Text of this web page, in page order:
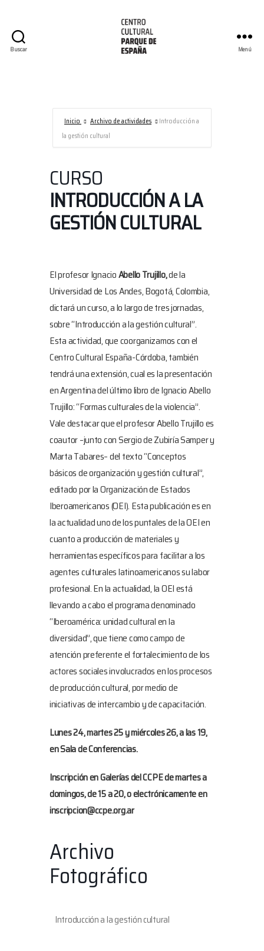
Buscar
España/AECID
Menú
Inicio Archivo de actividades
Introducción a
la gestión cultural
CURSO
INTRODUCCIÓN A LA
GESTIÓN CULTURAL
El profesor IgnacioAbello Trujillo,de la
Universidad de Los Andes, Bogotá, Colombia,
dictará un curso, a lo largo de tres jornadas,
sobre “Introducción a la gestión cultural”.
Esta actividad, que coorganizamos con el
Centro Cultural España-Córdoba, también
tendrá una extensión, cual es la presentación
en Argentina del último libro de Ignacio Abello
Trujillo: “Formas culturales de la violencia”.
Vale destacar que el profesor Abello Trujillo es
coautor –junto con Sergio de Zubiría Samper y
Marta Tabares– del texto “Conceptos
básicos de organización y gestión cultural”,
editado por la Organización de Estados
Iberoamericanos (OEI). Esta publicación es en
la actualidad uno de los puntales de la OEI en
cuanto a producción de materiales y
herramientas específicos para facilitar a los
agentes culturales latinoamericanos su labor
profesional. En la actualidad, la OEI está
llevando a cabo el programa denominado
“Iberoamérica: unidad cultural en la
diversidad”, que tiene como campo de
atención preferente el fortalecimiento de los
actores sociales involucrados en los procesos
de producción cultural, por medio de
iniciativas de intercambio y de capacitación.
Lunes 24, martes 25 y miércoles 26, a las 19,
en Sala de Conferencias.
Inscripción en Galerías del CCPE de martes a
domingos, de 15 a 20, o electrónicamente en
inscripcion@ccpe.org.ar
Archivo
Fotográfico
Introducción a la gestión cultural